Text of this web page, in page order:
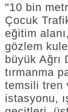
"10 bin
Çocuk
eğitim
gözlem
büyük Ağrı
tırmanma
temsili tren
istasyonu,